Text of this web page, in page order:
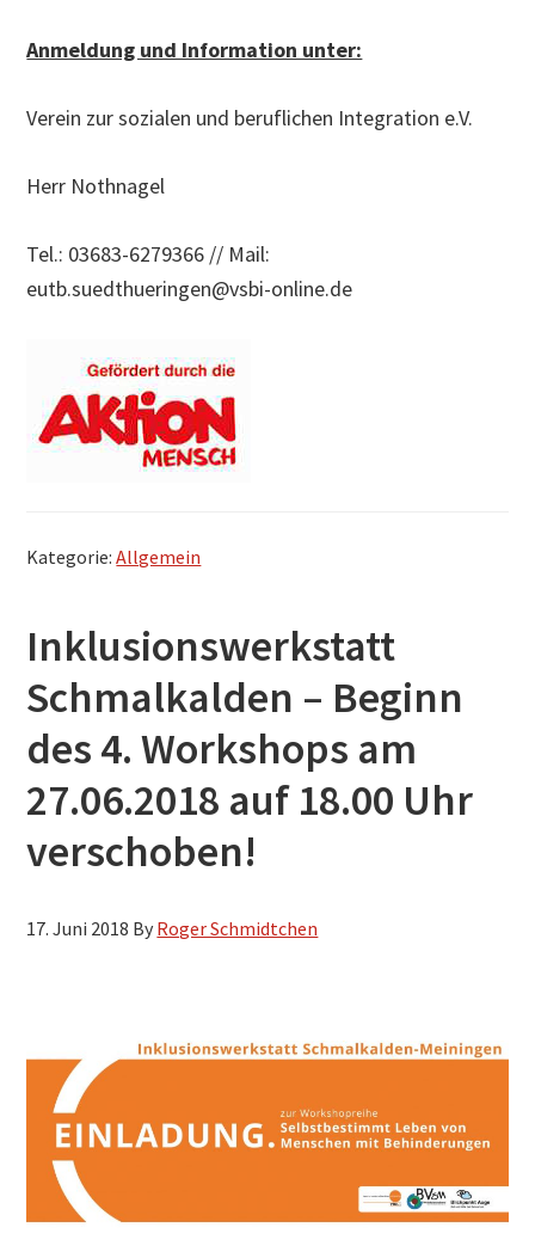
Anmeldung und Information unter:
Verein zur sozialen und beruflichen Integration e.V.
Herr Nothnagel
Tel.: 03683-6279366 // Mail:
eutb.suedthueringen@vsbi-online.de
Kategorie:Allgemein
Inklusionswerkstatt
Schmalkalden – Beginn
des 4. Workshops am
27.06.2018 auf 18.00 Uhr
verschoben!
17. Juni 2018 By Roger Schmidtchen